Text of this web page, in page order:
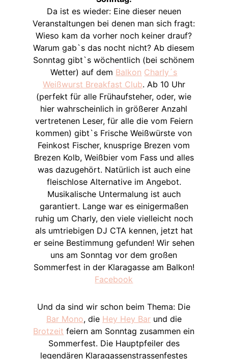
Da ist es wieder: Eine dieser neuen
Veranstaltungen bei denen man sich fragt:
Wieso kam da vorher noch keiner drauf?
Warum gab`s das nocht nicht? Ab diesem
Sonntag gibt`s wöchentlich (bei schönem
Wetter) auf dem Balkon Charly´s
Weißwurst Breakfast Club. Ab 10 Uhr
(perfekt für alle Frühaufsteher, oder, wie
hier wahrscheinlich in größerer Anzahl
vertretenen Leser, für alle die vom Feiern
kommen) gibt`s Frische Weißwürste von
Feinkost Fischer, knusprige Brezen vom
Brezen Kolb, Weißbier vom Fass und alles
was dazugehört. Natürlich ist auch eine
fleischlose Alternative im Angebot.
Musikalische Untermalung ist auch
garantiert. Lange war es einigermaßen
ruhig um Charly, den viele vielleicht noch
als umtriebigen DJ CTA kennen, jetzt hat
er seine Bestimmung gefunden! Wir sehen
uns am Sonntag vor dem großen
Sommerfest in der Klaragasse am Balkon!
Facebook
Und da sind wir schon beim Thema: Die
Bar Mono, die Hey Hey Barund die
Brotzeit feiern am Sonntag zusammen ein
Sommerfest. Die Hauptpfeiler des
legendären Klaragassenstrassenfestes